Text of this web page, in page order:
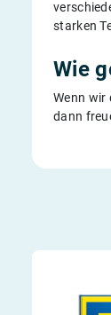
starken
Wie
Wenn wir
dann